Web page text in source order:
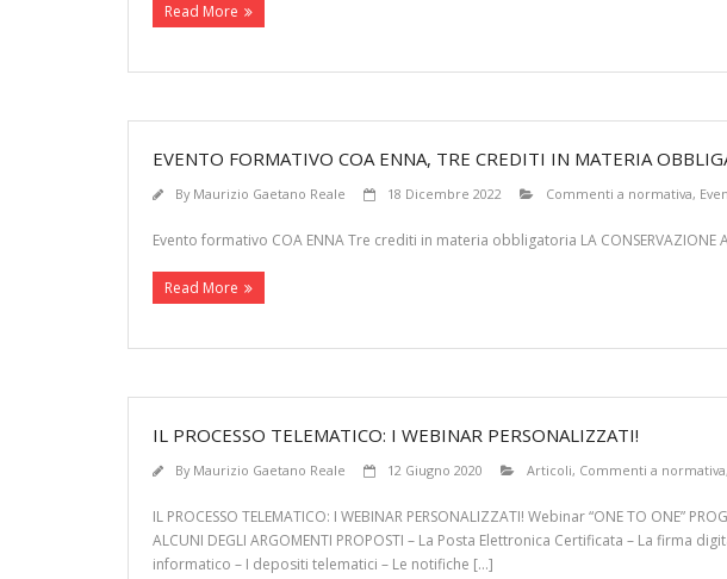
Read More
EVENTO FORMATIVO COA ENNA, TRE CREDITI IN MATERIA
By Maurizio Gaetano Reale 18 Dicembre 2022 Commenti a normativa,
Evento formativo COA ENNA Tre crediti in materia obbligatoria LA CONSERVAZIONE
Read More
IL PROCESSO TELEMATICO: I WEBINAR PERSONALIZZATI!
By Maurizio Gaetano Reale 12 Giugno 2020 Articoli, Commenti a normativa,
IL PROCESSO TELEMATICO: I WEBINAR PERSONALIZZATI! Webinar “ONE TO ONE”
ALCUNI DEGLI ARGOMENTI PROPOSTI – La Posta Elettronica Certificata – La
informatico – I depositi telematici – Le notifiche […]